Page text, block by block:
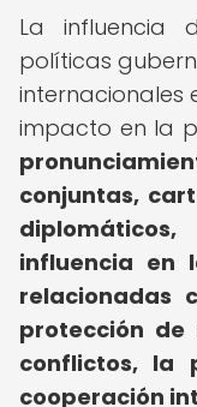
La influencia
políticas
internacionales
impacto en la
conjuntas,
influencia en
relacionadas
protección de
conflictos, la
cooperación